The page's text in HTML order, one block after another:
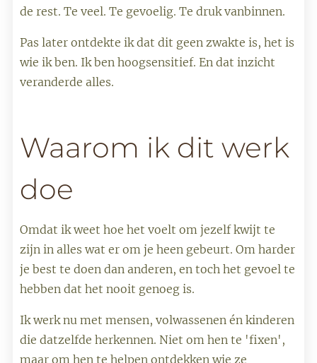
de rest. Te veel. Te gevoelig. Te druk vanbinnen.
Pas later ontdekte ik dat dit geen zwakte is, het is
wie ik ben. Ik ben hoogsensitief. En dat inzicht
veranderde alles.
Waarom ik dit werk
doe
Omdat ik weet hoe het voelt om jezelf kwijt te
zijn in alles wat er om je heen gebeurt. Om harder
je best te doen dan anderen, en toch het gevoel te
hebben dat het nooit genoeg is.
Ik werk nu met mensen, volwassenen én kinderen
die datzelfde herkennen. Niet om hen te 'fixen',
maar om hen te helpen ontdekken wie ze